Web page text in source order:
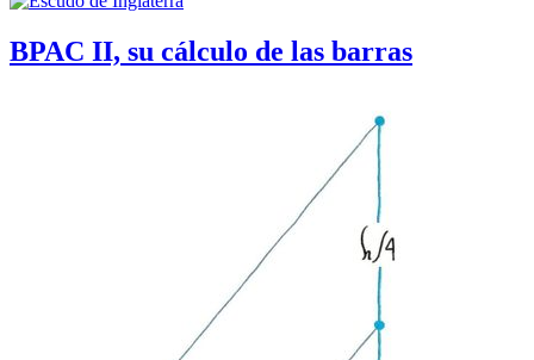
BPAC II, su cálculo de las barras